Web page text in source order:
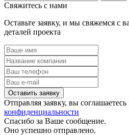
Свяжитесь с нами
Оставьте заявку, и мы свяжемся с
деталей проекта
Отправляя заявку, вы
конфиденциальности
Спасибо за Ваше сообщение.
Оно успешно отправлено.